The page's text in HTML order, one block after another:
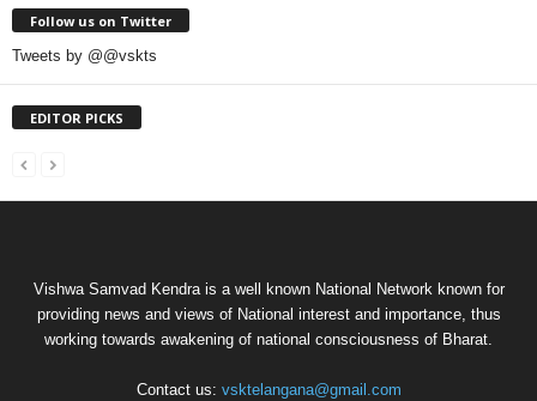
Follow us on Twitter
Tweets by @@vskts
EDITOR PICKS
Vishwa Samvad Kendra is a well known National Network known for
providing news and views of National interest and importance, thus
working towards awakening of national consciousness of Bharat.
Contact us: vsktelangana@gmail.com